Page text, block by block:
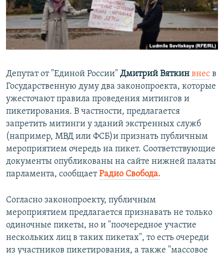
ПОБЕДИТЕЛЕЙ НЕ СУДЯТ?
КРЫМ.НЕПОКОРЕННЫЙ
ELIFBE
ПРИСОЕДИНЯЙТЕСЬ!
Все сайты RFE/RL
Депутат от "Единой России" Дмитрий Вяткин внес в
Государственную думу два законопроекта, которые
ужесточают правила проведения митингов и
пикетирования. В частности, предлагается
запретить митинги у зданий экстренных служб
(например, МВД или ФСБ)и признать публичным
мероприятием очередь на пикет. Соответствующие
документы опубликованы на сайте нижней палаты
парламента, сообщает Радио Свобода.
Согласно законопроекту, публичным
мероприятием предлагается признавать не только
одиночные пикеты, но и "поочередное участие
нескольких лиц в таких пикетах", то есть очереди
из участников пикетирования, а также "массовое